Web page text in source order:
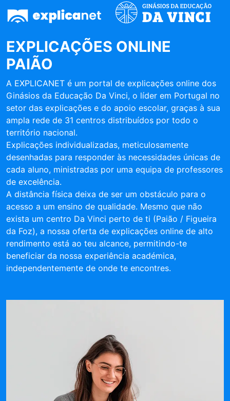
EXPLICAÇÕES ONLINE
PAIÃO
A EXPLICANET é um portal de explicações online dos
Ginásios da Educação Da Vinci, o líder em Portugal no
setor das explicações e do apoio escolar, graças à sua
ampla rede de 31 centros distribuídos por todo o
território nacional.
Explicações individualizadas, meticulosamente
desenhadas para responder às necessidades únicas de
cada aluno, ministradas por uma equipa de professores
de excelência.
A distância física deixa de ser um obstáculo para o
acesso a um ensino de qualidade. Mesmo que não
exista um centro Da Vinci perto de ti (Paião / Figueira
da Foz), a nossa oferta de explicações online de alto
rendimento está ao teu alcance, permitindo-te
beneficiar da nossa experiência académica,
independentemente de onde te encontres.